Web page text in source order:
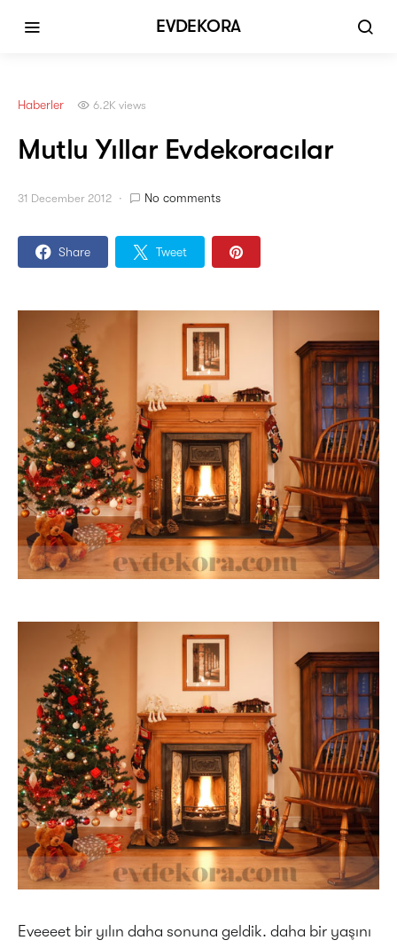
EVDEKORA
Haberler 6.2K views
Mutlu Yıllar Evdekoracılar
31 December 2012 No comments
Share Tweet
Eveeeet bir yılın daha sonuna geldik. daha bir yaşını